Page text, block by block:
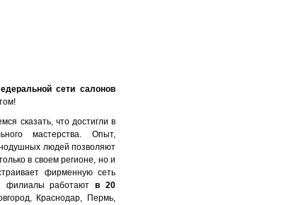
сети салонов
сказать, что достигли в
мастерства. Опыт,
людей позволяют
в своем регионе, но и
фирменную сеть
филиалы работаютв 20
Краснодар, Пермь,